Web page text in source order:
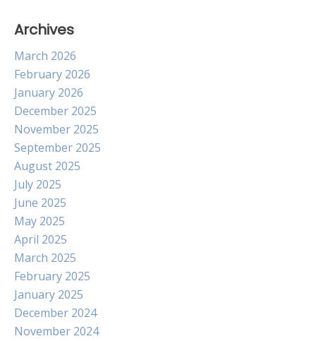
Archives
March 2026
February 2026
January 2026
December 2025
November 2025
September 2025
August 2025
July 2025
June 2025
May 2025
April 2025
March 2025
February 2025
January 2025
December 2024
November 2024